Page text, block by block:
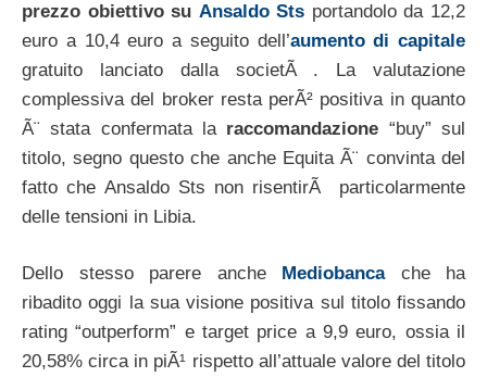
prezzo obiettivo su Ansaldo Sts portandolo da 12,2
euro a 10,4 euro a seguito dell’aumento di capitale
gratuito lanciato dalla societÃ . La valutazione
complessiva del broker resta perÃ² positiva in quanto
Ã¨ stata confermata la raccomandazione “buy” sul
titolo, segno questo che anche Equita Ã¨ convinta del
fatto che Ansaldo Sts non risentirÃ particolarmente
delle tensioni in Libia.
Dello stesso parere anche Mediobancache ha
ribadito oggi la sua visione positiva sul titolo fissando
rating “outperform” e target price a 9,9 euro, ossia il
20,58% circa in piÃ¹ rispetto all’attuale valore del titolo